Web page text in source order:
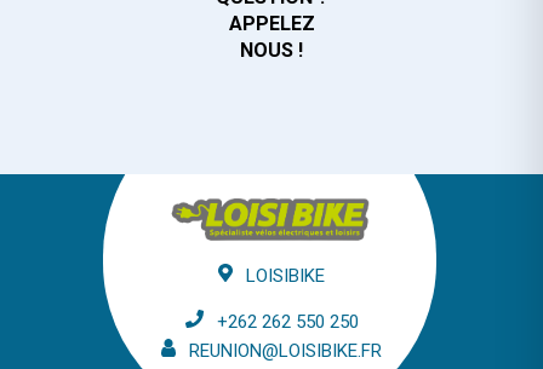
APPELEZ
NOUS !
LOISIBIKE
+262 262 550 250
REUNION@LOISIBIKE.FR